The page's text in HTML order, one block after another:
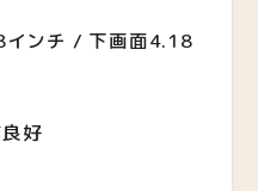
インチ / 下画面4.18
好